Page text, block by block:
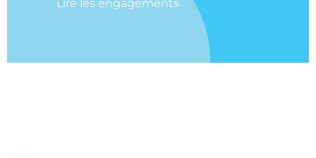
Lire les engagements